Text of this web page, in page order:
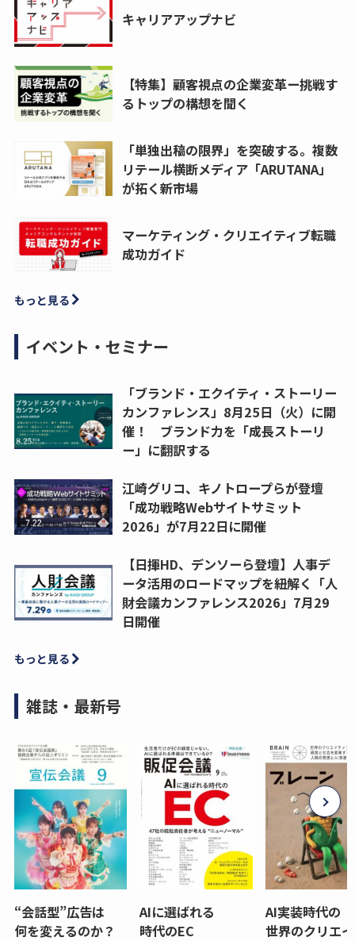
キャリアアップナビ
【特集】顧客視点の企業変革ー挑戦す
るトップの構想を聞く
「単独出稿の限界」を突破する。複数
リテール横断メディア「ARUTANA」
が拓く新市場
マーケティング・クリエイティブ転職
成功ガイド
もっと見る
イベント・セミナー
「ブランド・エクイティ・ストーリー
カンファレンス」8月25日（火）に開
催！ ブランド力を「成長ストーリ
ー」に翻訳する
江崎グリコ、キノトロープらが登壇
「成功戦略Webサイトサミット
2026」が7月22日に開催
【日揮HD、デンソーら登壇】人事デ
ータ活用のロードマップを紐解く「人
財会議カンファレンス2026」7月29
日開催
もっと見る
雑誌・最新号
“会話型”広告は
何を変えるのか？
AIに選ばれる
時代のEC
AI実装時代の
世界のクリエ